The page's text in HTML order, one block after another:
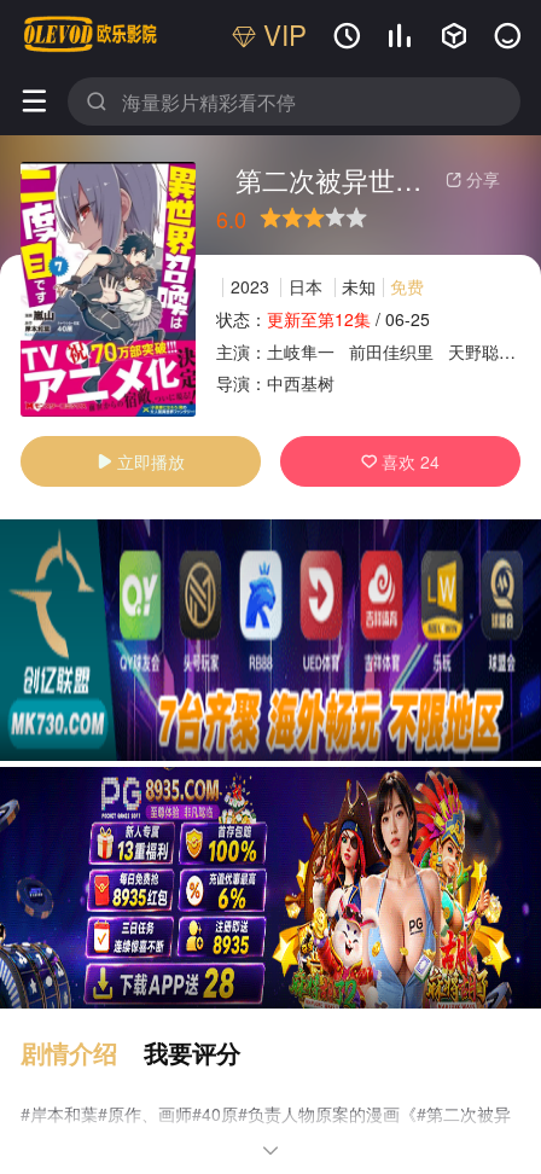
VIP    
 
 分享
第二次被异世界召唤
6.0
很差较差还行推荐力荐
2023 日本 未知
免费
状态： 更新至第12集/ 06-25
主演： 土岐隼一 前田佳织里 天野聪美
导演： 中西基树
 立即播放  喜欢24
广告
剧情介绍 我要评分
#岸本和葉#原作、画师#40原#负责人物原案的漫画《#第二次被异
